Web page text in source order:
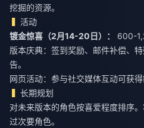
挖掘的资源。
活动
镀金惊喜（2月14-20日）：
600-
版本庆典：签到奖励、邮件补偿、
告。
网页活动：参与社交媒体互动可获得
长期规划
对未来版本的角色按喜爱程度排序
过次要角色。